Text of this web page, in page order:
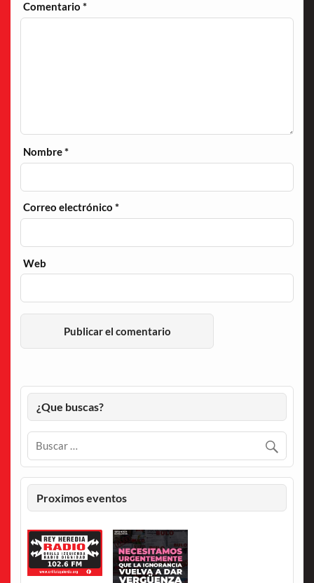
Comentario*
Nombre*
Correo electrónico*
Web
¿Que buscas?
Proximos eventos